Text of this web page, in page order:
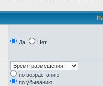
Да Нет
по возрастанию
по убыванию